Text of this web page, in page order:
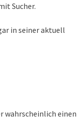
Sucher.
in seiner aktuell
wahrscheinlich einen